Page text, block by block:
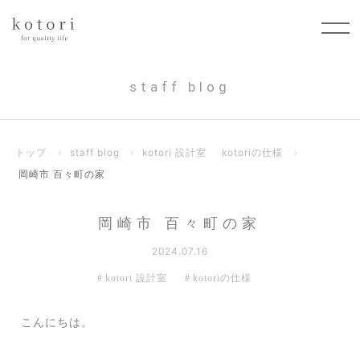
staff blog
トップ › staff blog › kotori 設計室 kotoriの仕様
›
岡崎市 百々町の家
岡崎市 百々町の家
2024.07.16
kotori 設計室 kotoriの仕様
こんにちは。